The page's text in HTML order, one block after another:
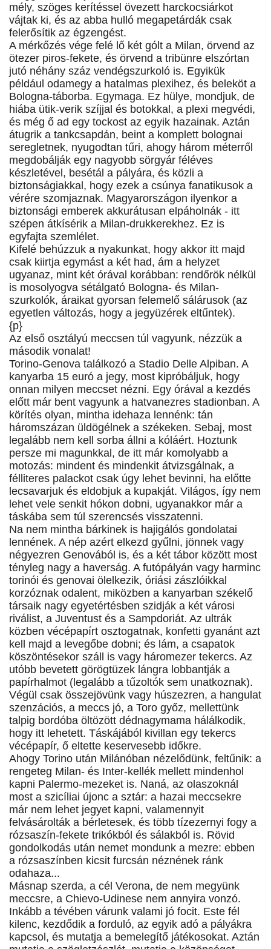
mély, szöges kerítéssel övezett harckocsiárkot
vájtak ki, és az abba hulló megapetárdák csak
felerősítik az égzengést.
A mérkőzés vége felé lő két gólt a Milan, örvend az
ötezer piros-fekete, és örvend a tribünre elszórtan
jutó néhány száz vendégszurkoló is. Egyikük
például odamegy a hatalmas plexihez, és beleköt a
Bologna-táborba. Egymaga. Ez hülye, mondjuk, de
hiába ütik-verik szíjjal és botokkal, a plexi megvédi,
és még ő ad egy tockost az egyik hazainak. Aztán
átugrik a tankcsapdán, beint a komplett bolognai
seregletnek, nyugodtan tűri, ahogy három méterről
megdobálják egy nagyobb sörgyár féléves
készletével, besétál a pályára, és közli a
biztonságiakkal, hogy ezek a csúnya fanatikusok a
vérére szomjaznak. Magyarországon ilyenkor a
biztonsági emberek akkurátusan elpáholnák - itt
szépen átkísérik a Milan-drukkerekhez. Ez is
egyfajta szemlélet.
Kifelé behúzzuk a nyakunkat, hogy akkor itt majd
csak kiirtja egymást a két had, ám a helyzet
ugyanaz, mint két órával korábban: rendőrök nélkül
is mosolyogva sétálgató Bologna- és Milan-
szurkolók, áraikat gyorsan felemelő sálárusok (az
egyetlen változás, hogy a jegyüzérek eltűntek).
{p}
Az első osztályú meccsen túl vagyunk, nézzük a
második vonalat!
Torino-Genova találkozó a Stadio Delle Alpiban. A
kanyarba 15 euró a jegy, most kipróbáljuk, hogy
onnan milyen meccset nézni. Egy órával a kezdés
előtt már bent vagyunk a hatvanezres stadionban. A
körítés olyan, mintha idehaza lennénk: tán
háromszázan üldögélnek a székeken. Sebaj, most
legalább nem kell sorba állni a kóláért. Hoztunk
persze mi magunkkal, de itt már komolyabb a
motozás: mindent és mindenkit átvizsgálnak, a
félliteres palackot csak úgy lehet bevinni, ha előtte
lecsavarjuk és eldobjuk a kupakját. Világos, így nem
lehet vele senkit hókon dobni, ugyanakkor már a
táskába sem túl szerencsés visszatenni.
Na nem mintha bárkinek is hajigálós gondolatai
lennének. A nép azért elkezd gyűlni, jönnek vagy
négyezren Genovából is, és a két tábor között most
tényleg nagy a haverság. A futópályán vagy harminc
torinói és genovai ölelkezik, óriási zászlóikkal
korzóznak odalent, miközben a kanyarban székelő
társaik nagy egyetértésben szidják a két városi
riválist, a Juventust és a Sampdoriát. Az ultrák
közben vécépapírt osztogatnak, konfetti gyanánt azt
kell majd a levegőbe dobni; és lám, a csapatok
köszöntésekor száll is vagy háromezer tekercs. Az
utóbb bevetett görögtüzek lángra lobbantják a
papírhalmot (legalább a tűzoltók sem unatkoznak).
Végül csak összejövünk vagy húszezren, a hangulat
szenzációs, a meccs jó, a Toro győz, mellettünk
talpig bordóba öltözött dédnagymama hálálkodik,
hogy itt lehetett. Táskájából kivillan egy tekercs
vécépapír, ő eltette keservesebb időkre.
Ahogy Torino után Milánóban nézelődünk, feltűnik: a
rengeteg Milan- és Inter-kellék mellett mindenhol
kapni Palermo-mezeket is. Naná, az olaszoknál
most a szicíliai újonc a sztár: a hazai meccsekre
már nem lehet jegyet kapni, valamennyit
felvásárolták a bérletesek, és több tízezernyi fogy a
rózsaszín-fekete trikókból és sálakból is. Rövid
gondolkodás után nemet mondunk a mezre: ebben
a rózsaszínben kicsit furcsán néznének ránk
odahaza...
Másnap szerda, a cél Verona, de nem megyünk
meccsre, a Chievo-Udinese nem annyira vonzó.
Inkább a tévében várunk valami jó focit. Este fél
kilenc, kezdődik a forduló, az egyik adó a pályákra
kapcsol, és mutatja a bemelegítő játékosokat. Aztán